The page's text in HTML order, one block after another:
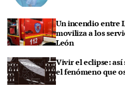
Un incendio entre
moviliza a los
León
Vivir el eclipse:
el fenómeno que